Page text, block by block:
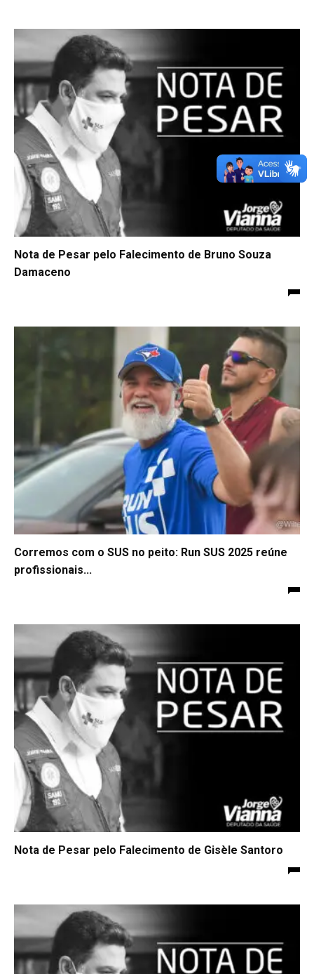
Nota de Pesar pelo Falecimento de Bruno Souza
Damaceno
Corremos com o SUS no peito: Run SUS 2025 reúne
profissionais...
Nota de Pesar pelo Falecimento de Gisèle Santoro